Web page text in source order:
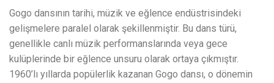
Gogo dansının tarihi, müzik ve eğlence endüstrisindeki
gelişmelere paralel olarak şekillenmiştir. Bu dans türü,
genellikle canlı müzik performanslarında veya gece
kulüplerinde bir eğlence unsuru olarak ortaya çıkmıştır.
1960’lı yıllarda popülerlik kazanan Gogo dansı, o dönemin